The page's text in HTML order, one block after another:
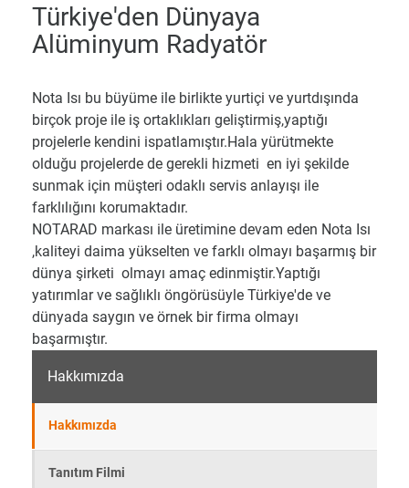
Türkiye'den Dünyaya
Alüminyum Radyatör
Nota Isı bu büyüme ile birlikte yurtiçi ve yurtdışında
birçok proje ile iş ortaklıkları geliştirmiş,yaptığı
projelerle kendini ispatlamıştır.Hala yürütmekte
olduğu projelerde de gerekli hizmeti en iyi şekilde
sunmak için müşteri odaklı servis anlayışı ile
farklılığını korumaktadır.
NOTARAD markası ile üretimine devam eden Nota Isı
,kaliteyi daima yükselten ve farklı olmayı başarmış bir
dünya şirketi olmayı amaç edinmiştir.Yaptığı
yatırımlar ve sağlıklı öngörüsüyle Türkiye'de ve
dünyada saygın ve örnek bir firma olmayı
başarmıştır.
Hakkımızda
Hakkımızda
Tanıtım Filmi